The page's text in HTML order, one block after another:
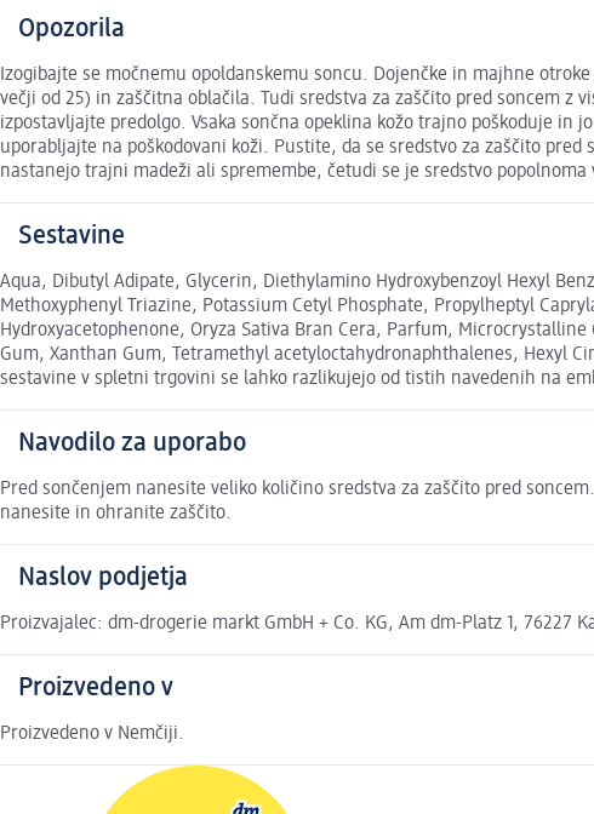
Opozorila
Izogibajte se močnemu opoldanskemu soncu. Dojenčke in majhne
večji od 25) in zaščitna oblačila. Tudi sredstva za zaščito pred soncem z
izpostavljajte predolgo. Vsaka sončna opeklina kožo trajno poškoduje
uporabljajte na poškodovani koži. Pustite, da se sredstvo za zaščito
nastanejo trajni madeži ali spremembe, četudi se je sredstvo popolnoma
Sestavine
Aqua, Dibutyl Adipate, Glycerin, Diethylamino Hydroxybenzoyl Hexyl
Methoxyphenyl Triazine, Potassium Cetyl Phosphate, Propylheptyl
Hydroxyacetophenone, Oryza Sativa Bran Cera, Parfum,
Gum, Xanthan Gum, Tetramethyl acetyloctahydronaphthalenes, Hexyl
sestavine v spletni trgovini se lahko razlikujejo od tistih navedenih na
Navodilo za uporabo
Pred sončenjem nanesite veliko količino sredstva za zaščito pred
nanesite in ohranite zaščito.
Naslov podjetja
Proizvajalec: dm-drogerie markt GmbH + Co. KG, Am dm-Platz 1,
Proizvedeno v
Proizvedeno v Nemčiji.